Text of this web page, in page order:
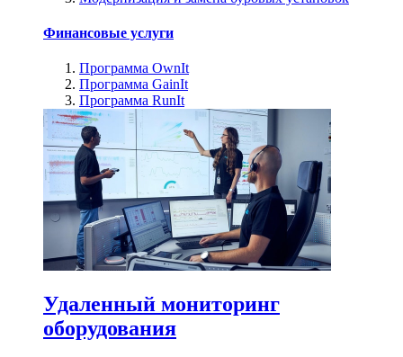
Финансовые услуги
Программа OwnIt
Программа GainIt
Программа RunIt
Удаленный мониторинг
оборудования